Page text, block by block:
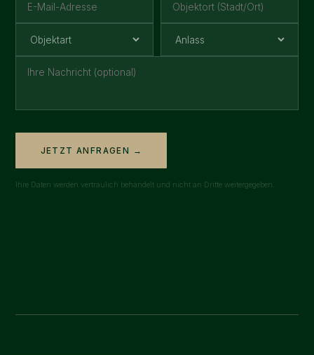
JETZT ANFRAGEN →
Ihre Daten werden vertraulich behandelt und nicht an Dritte weitergegeben.